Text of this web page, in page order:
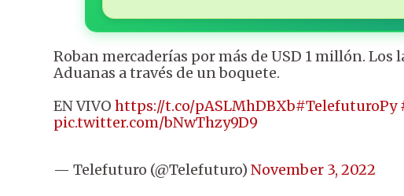
Roban mercaderías por más de USD 1 millón.
Aduanas a través de un boquete.
EN VIVO https://t.co/pASLMhDBXb#TelefuturoPy
pic.twitter.com/bNwThzy9D9
— Telefuturo (@Telefuturo) November 3, 2022